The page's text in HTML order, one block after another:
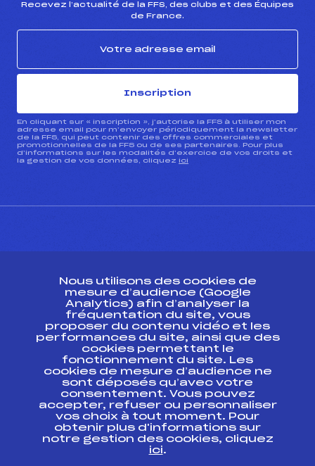
Recevez l’actualité de la FFS, des clubs et des Équipes
de France.
Inscription
En cliquant sur « inscription », j’autorise la FFS à utiliser mon
adresse email pour m’envoyer périodiquement la newsletter
de la FFS, qui peut contenir des offres commerciales et
promotionnelles de la FFS ou de ses partenaires. Pour plus
d’informations sur les modalités d’exercice de vos droits et
la gestion de vos données, cliquez ici
ESPACE PRESSE
Ressources
Pass’Neige
Projet sportif fédéral
Projet de performance fédéral
Antidopage
Pôle Développement, Formation, Suivi
Scientifique
Listes ministérielles
Pôle vie de l’athlète
Nous utilisons des cookies de
mesure d’audience (Google
Analytics) afin d’analyser la
fréquentation du site, vous
proposer du contenu vidéo et les
performances du site, ainsi que des
cookies permettant le
fonctionnement du site. Les
cookies de mesure d’audience ne
sont déposés qu’avec votre
consentement. Vous pouvez
accepter, refuser ou personnaliser
vos choix à tout moment. Pour
obtenir plus d'informations sur
notre gestion des cookies, cliquez
ici.